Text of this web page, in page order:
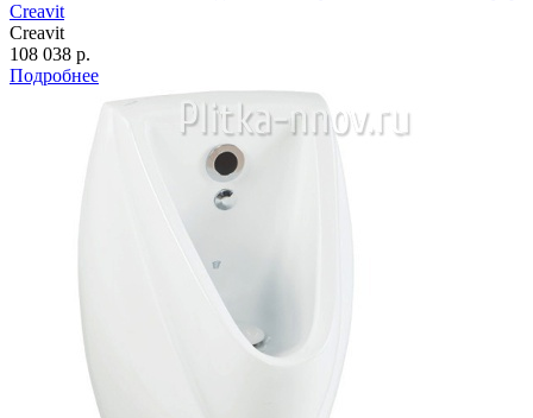
Creavit
Creavit
108 038 р.
Подробнее